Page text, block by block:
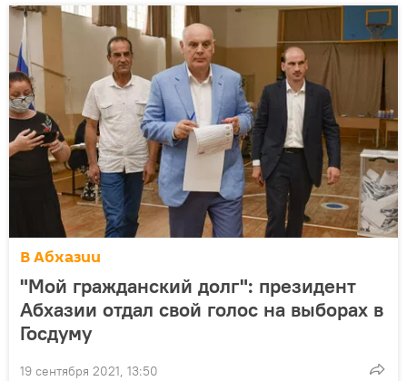
В Абхазии
"Мой гражданский долг": президент
Абхазии отдал свой голос на выборах в
Госдуму
19 сентября 2021, 13:50